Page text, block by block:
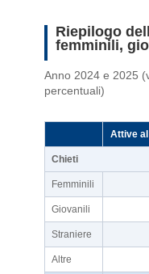
Riepilogo
femminili,
Anno 2024 e 2025
percentuali)
Attive
Chieti
Femminili
Giovanili
Straniere
Altre